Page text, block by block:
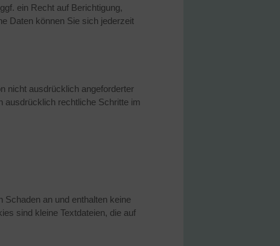
ein Recht auf Berichtigung,
Daten können Sie sich jederzeit
nicht ausdrücklich angeforderter
ausdrücklich rechtliche Schritte im
an und enthalten keine
sind kleine Textdateien, die auf